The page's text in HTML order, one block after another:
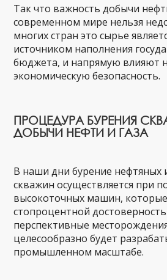
Так что важность добычи
современном мире нельзя
многих стран это сырье
источником наполнения
бюджета, и напрямую влияют
экономическую безопасность.
ПРОЦЕДУРА БУРЕНИЯ
ДОБЫЧИ НЕФТИ И ГАЗА
В наши дни бурение нефтяных
скважин осуществляется при
высокоточных машин,
стопроцентной
перспективные
целесообразно будет
промышленном масштабе.